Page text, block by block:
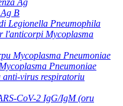
B
Legionella Pneumophila
l'anticorpi Mycoplasma
Mycoplasma Pneumoniae
Pneumoniae
anti-virus respiratoriu
CoV-2 IgG/IgM (oru